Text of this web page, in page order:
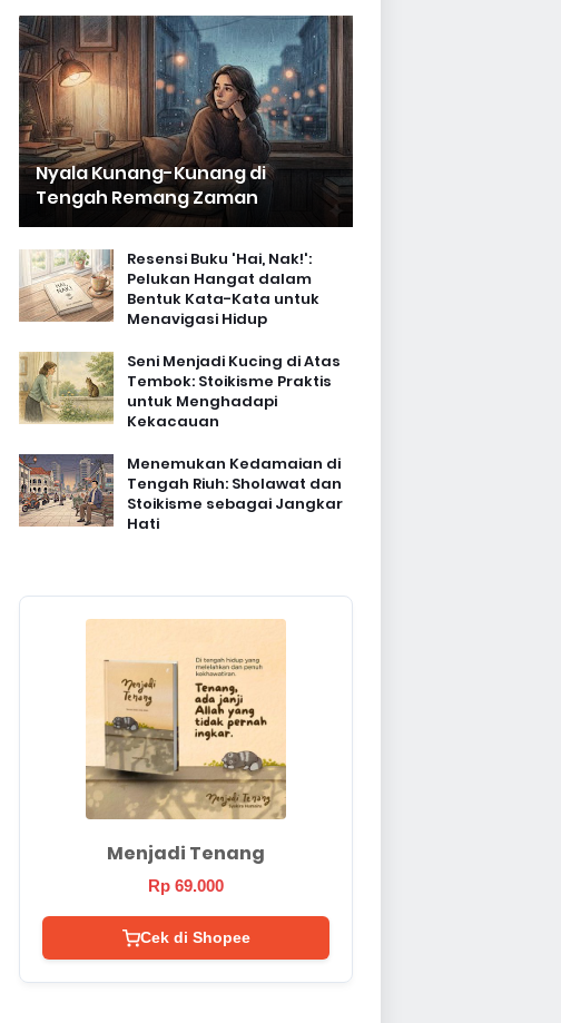
Nyala Kunang-Kunang di
Tengah Remang Zaman
Resensi Buku 'Hai, Nak!':
Pelukan Hangat dalam
Bentuk Kata-Kata untuk
Menavigasi Hidup
Seni Menjadi Kucing di Atas
Tembok: Stoikisme Praktis
untuk Menghadapi
Kekacauan
Menemukan Kedamaian di
Tengah Riuh: Sholawat dan
Stoikisme sebagai Jangkar
Hati
Menjadi Tenang
Rp 69.000
Cek di Shopee